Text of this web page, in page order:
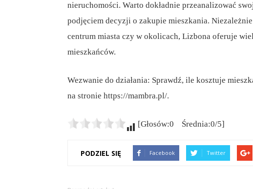
nieruchomości. Warto dokładnie przeanalizować
podjęciem decyzji o zakupie mieszkania.
centrum miasta czy w okolicach, Lizbona oferuje
mieszkańców.
Wezwanie do działania: Sprawdź, ile kosztuje
na stronie https://mambra.pl/.
[Głosów:0 Średnia:0/5]
PODZIEL SIĘ Facebook Twitter